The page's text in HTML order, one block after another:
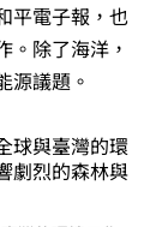
平電子報，也
。除了海洋，
源議題。